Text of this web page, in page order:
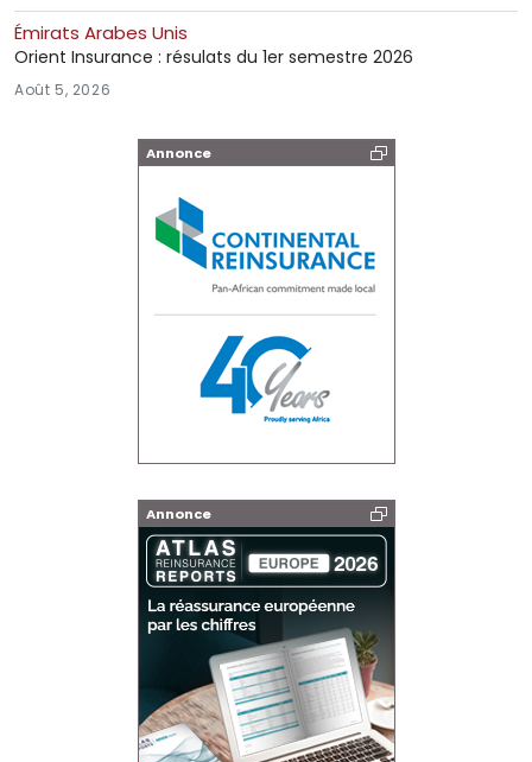
Émirats Arabes Unis
Orient Insurance : résulats du 1er semestre 2026
Août 5, 2026
Annonce
Annonce